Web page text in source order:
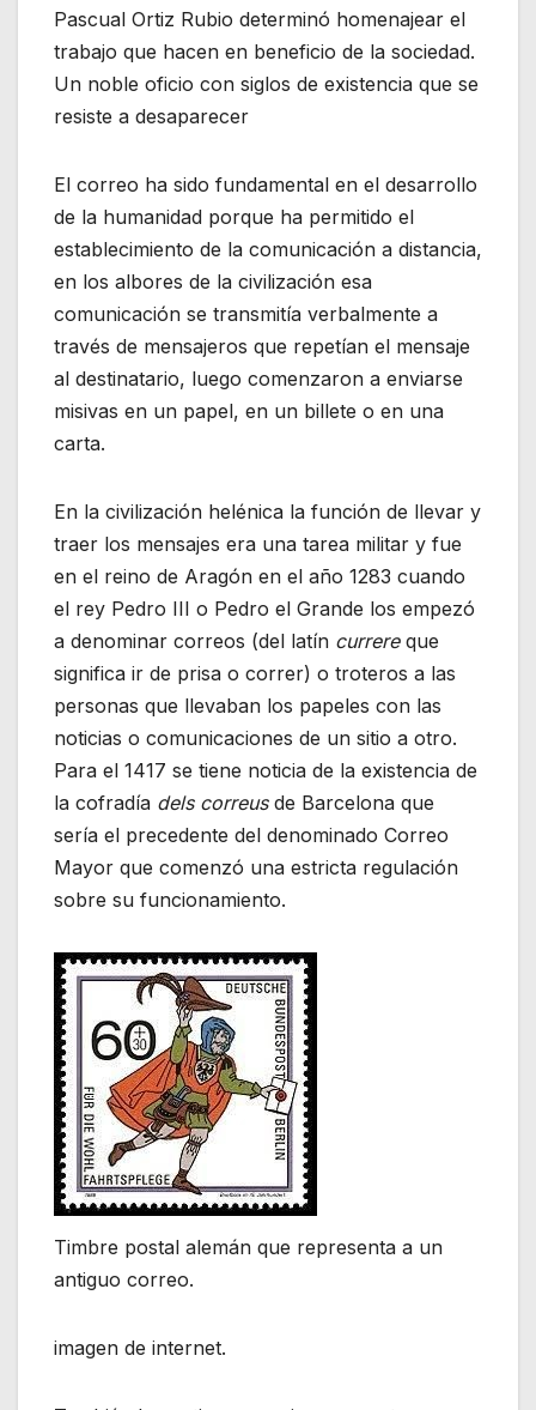
Pascual Ortiz Rubio determinó homenajear el
trabajo que hacen en beneficio de la sociedad.
Un noble oficio con siglos de existencia que se
resiste a desaparecer
El correo ha sido fundamental en el desarrollo
de la humanidad porque ha permitido el
establecimiento de la comunicación a distancia,
en los albores de la civilización esa
comunicación se transmitía verbalmente a
través de mensajeros que repetían el mensaje
al destinatario, luego comenzaron a enviarse
misivas en un papel, en un billete o en una
carta.
En la civilización helénica la función de llevar y
traer los mensajes era una tarea militar y fue
en el reino de Aragón en el año 1283 cuando
el rey Pedro III o Pedro el Grande los empezó
a denominar correos (del latín currereque
significa ir de prisa o correr) o troteros a las
personas que llevaban los papeles con las
noticias o comunicaciones de un sitio a otro.
Para el 1417 se tiene noticia de la existencia de
la cofradía dels correusde Barcelona que
sería el precedente del denominado Correo
Mayor que comenzó una estricta regulación
sobre su funcionamiento.
Timbre postal alemán que representa a un
antiguo correo.
imagen de internet.